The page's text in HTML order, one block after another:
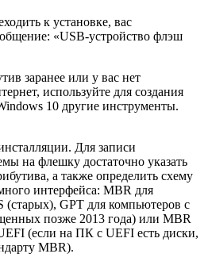
к установке, вас
«USB-устройство флэш
заранее или у вас нет
используйте для создания
10 другие инструменты.
Для записи
на флешку достаточно указать
а также определить схему
интерфейса: MBR для
(старых), GPT для компьютеров с
позже 2013 года) или MBR
(если на ПК с UEFI есть диски,
MBR).